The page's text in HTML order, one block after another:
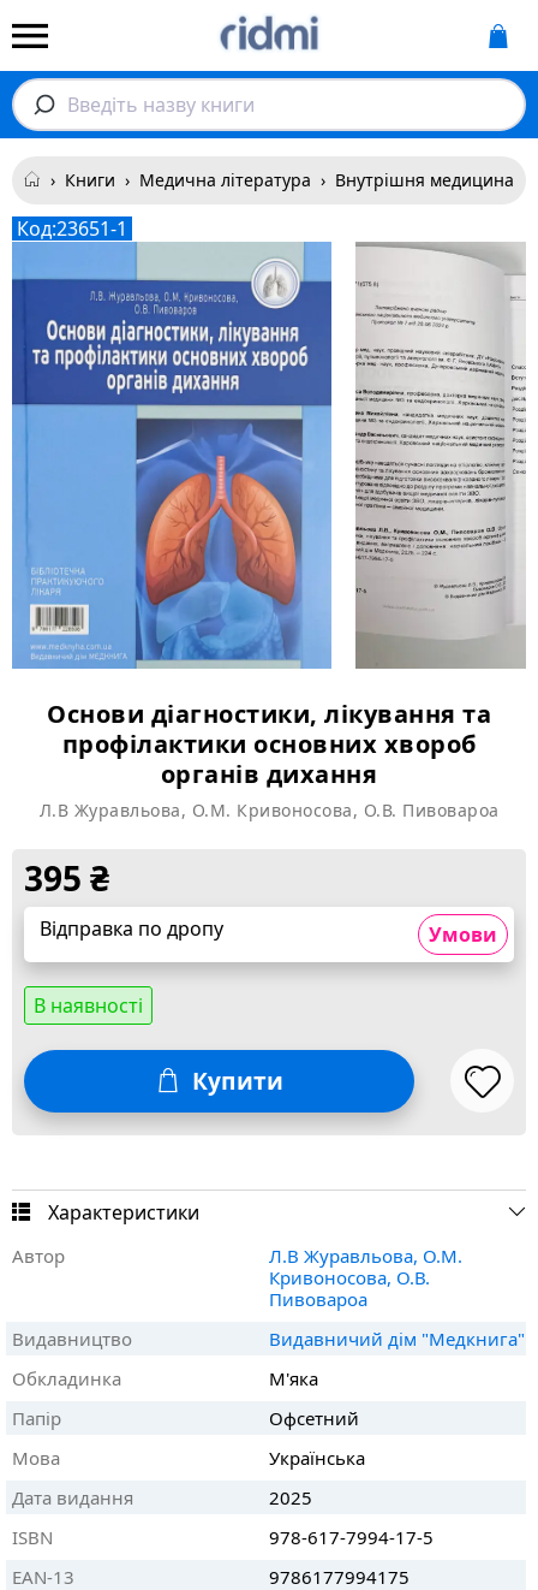
Введіть назву книги
› Книги › Медична література › Внутрішня медицина
Код:23651-1
Основи діагностики, лікування та
профілактики основних хвороб
органів дихання
Л.В Журавльова, О.М. Кривоносова, О.В. Пивовароа
395 ₴
Відправка по дропу Умови
В наявності
Купити
Характеристики
Автор
Л.В Журавльова, О.М.
Кривоносова, О.В.
Пивовароа
Видавництво
Видавничий дім "Медкнига"
Обкладинка
М'яка
Папір
Офсетний
Мова
Українська
Дата видання
2025
ISBN
978-617-7994-17-5
EAN-13
9786177994175